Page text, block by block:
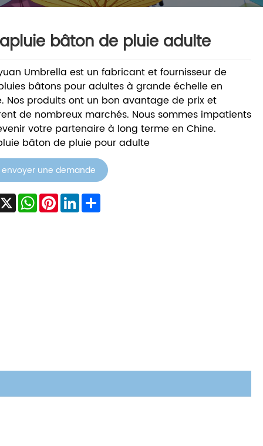
bâton de pluie adulte
Umbrella est un fabricant et fournisseur de
bâtons pour adultes à grande échelle en
Nos produits ont un bon avantage de prix et
de nombreux marchés. Nous sommes impatients
votre partenaire à long terme en Chine.
bâton de pluie pour adulte
envoyer une demande
X WhatsApp
PinterestLinkedInShare